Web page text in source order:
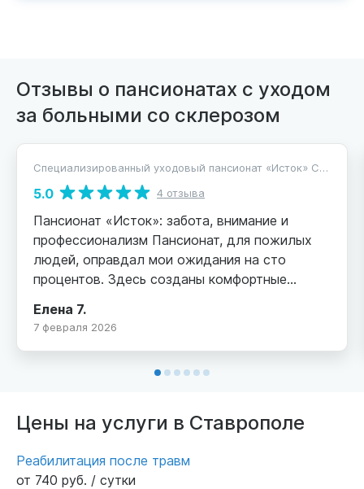
Отзывы о пансионатах с уходом
за больными со склерозом
Специализированный уходовый пансионат «Исток» Ставрополь
5.0 4 отзыва
Пансионат «Исток»: забота, внимание и
профессионализм Пансионат, для пожилых
людей, оправдал мои ожидания на сто
процентов. Здесь созданы комфортные
за лежачими больными. Особое внимание
уделяется персоналу: квалифицированные
палат. Отдельно хочется отметить
индивидуальный подход к каждому
постояльцу. Сердечно благодарю весь
персонал пансионата, находящегося на
Елена 7.
7 февраля 2026
Цены на услуги в Ставрополе
Реабилитация после травм
от 740 руб. / сутки